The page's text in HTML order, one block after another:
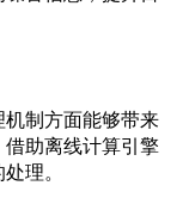
制方面能够带来
助离线计算引擎
理。